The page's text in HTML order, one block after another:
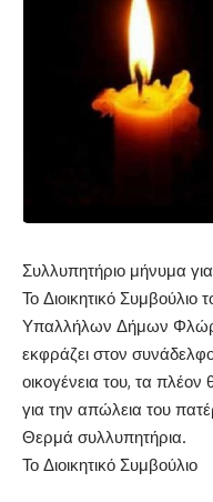
Συλλυπητήριο μήνυμα
Το Διοικητικό
Υπαλλήλων Δήμων
εκφράζει στον
οικογένεια του, τα πλέον
για την απώλεια του
Θερμά συλλυπητήρια.
Το Διοικητικό Συμβούλιο